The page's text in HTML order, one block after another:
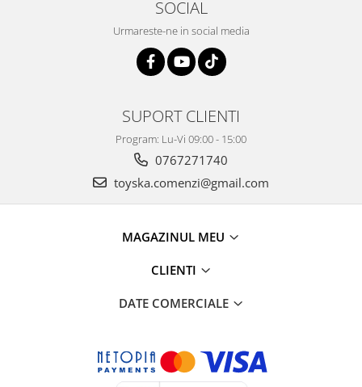
SOCIAL
Urmareste-ne in social media
SUPORT CLIENTI
Program: Lu-Vi 09:00 - 15:00
0767271740
toyska.comenzi@gmail.com
MAGAZINUL MEU
CLIENTI
DATE COMERCIALE